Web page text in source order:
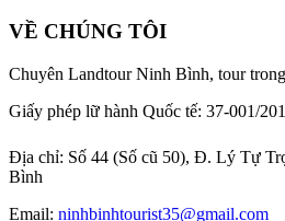
VỀ CHÚNG TÔI
Chuyên Landtour Ninh Bình, tour
Giấy phép lữ hành Quốc tế: 37-001/
Địa chỉ: Số 44 (Số cũ 50), Đ. Lý Tự
Bình
Email: ninhbinhtourist35@gmail.com